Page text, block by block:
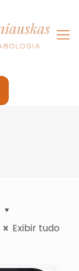
Exibir tudo